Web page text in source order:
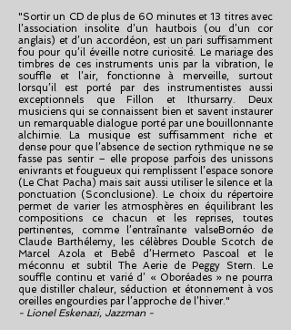
"Sortir un CD de plus de 60 minutes et 13 titres avec
l’association insolite d’un hautbois (ou d’un cor
anglais) et d’un accordéon, est un pari suffisamment
fou pour qu’il éveille notre curiosité. Le mariage des
timbres de ces instruments unis par la vibration, le
souffle et l’air, fonctionne à merveille, surtout
lorsqu’il est porté par des instrumentistes aussi
exceptionnels que Fillon et Ithursarry. Deux
musiciens qui se connaissent bien et savent instaurer
un remarquable dialogue porté par une bouillonnante
alchimie. La musique est suffisamment riche et
dense pour que l’absence de section rythmique ne se
fasse pas sentir – elle propose parfois des unissons
enivrants et fougueux qui remplissent l’espace sonore
(Le Chat Pacha) mais sait aussi utiliser le silence et la
ponctuation (Sconclusione). Le choix du répertoire
permet de varier les atmosphères en équilibrant les
compositions ce chacun et les reprises, toutes
pertinentes, comme l’entraînante valseBornéo de
Claude Barthélemy, les célèbres Double Scotch de
Marcel Azola et Bebê d’Hermeto Pascoal et le
méconnu et subtil The Aerie de Peggy Stern. Le
souffle continu et varié d’ « Oboréades » ne pourra
que distiller chaleur, séduction et étonnement à vos
oreilles engourdies par l’approche de l’hiver."
- Lionel Eskenazi, Jazzman -